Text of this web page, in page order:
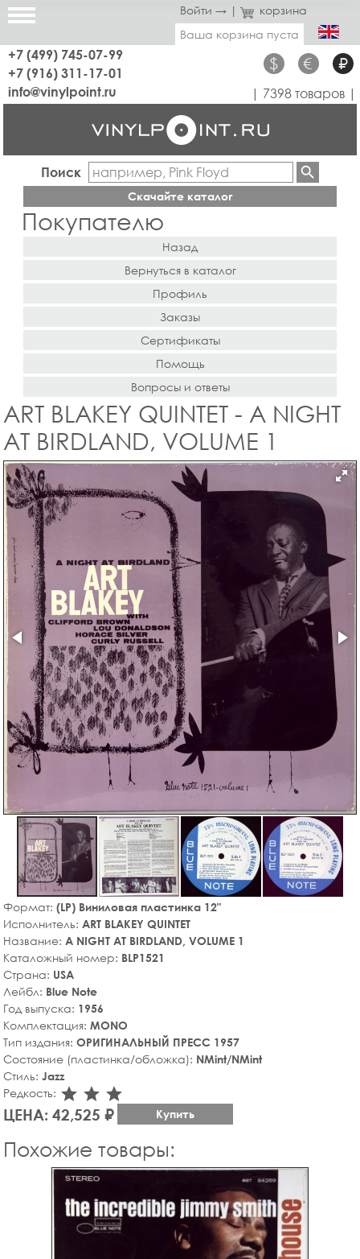
Войти → |
корзина
Ваша корзина пуста
+7 (499) 745-07-99
+7 (916) 311-17-01
$ € ₽
info@vinylpoint.ru | 7398 товаров |
Поиск
Скачайте каталог
Покупателю
Назад
Вернуться в каталог
Профиль
Заказы
Сертификаты
Помощь
Вопросы и ответы
ART BLAKEY QUINTET - A NIGHT
AT BIRDLAND, VOLUME 1
Формат: (LP) Виниловая пластинка 12"
Исполнитель: ART BLAKEY QUINTET
Название: A NIGHT AT BIRDLAND, VOLUME 1
Каталожный номер: BLP1521
Страна: USA
Лейбл: Blue Note
Год выпуска: 1956
Комплектация: MONO
Тип издания: ОРИГИНАЛЬНЫЙ ПРЕСС 1957
Состояние (пластинка/обложка): NMint/NMint
Стиль: Jazz
Редкость: star_rate
star_rate
star_rate
ЦЕНА: 42,525 ₽ Купить
Похожие товары: